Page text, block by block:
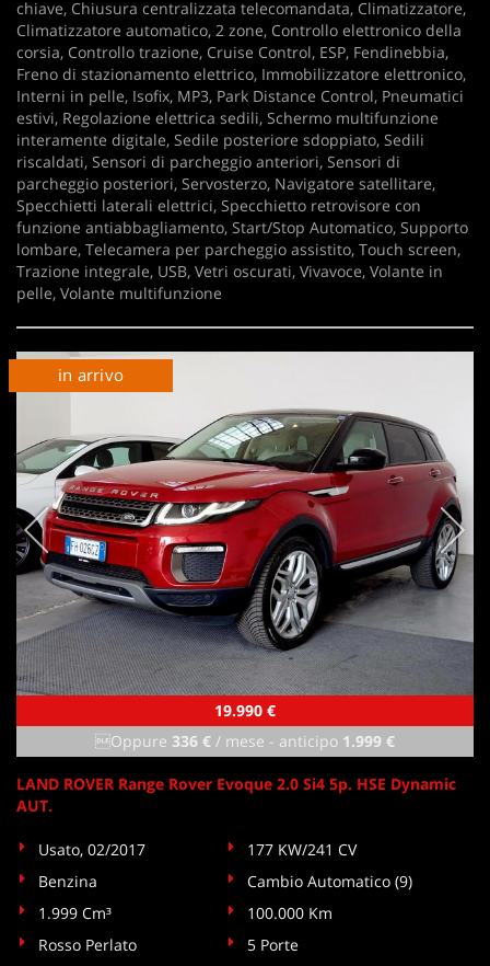
chiave, Chiusura centralizzata telecomandata, Climatizzatore,
Climatizzatore automatico, 2 zone, Controllo elettronico della
corsia, Controllo trazione, Cruise Control, ESP, Fendinebbia,
Freno di stazionamento elettrico, Immobilizzatore elettronico,
Interni in pelle, Isofix, MP3, Park Distance Control, Pneumatici
estivi, Regolazione elettrica sedili, Schermo multifunzione
interamente digitale, Sedile posteriore sdoppiato, Sedili
riscaldati, Sensori di parcheggio anteriori, Sensori di
parcheggio posteriori, Servosterzo, Navigatore satellitare,
Specchietti laterali elettrici, Specchietto retrovisore con
funzione antiabbagliamento, Start/Stop Automatico, Supporto
lombare, Telecamera per parcheggio assistito, Touch screen,
Trazione integrale, USB, Vetri oscurati, Vivavoce, Volante in
pelle, Volante multifunzione
19.990 €
Oppure 336 € / mese - anticipo 1.999 €
in arrivo
LAND ROVER Range Rover Evoque 2.0 Si4 5p. HSE Dynamic
AUT.
Usato, 02/2017
177 KW/241 CV
Benzina
Cambio Automatico (9)
1.999 Cm³
100.000 Km
Rosso Perlato
5 Porte